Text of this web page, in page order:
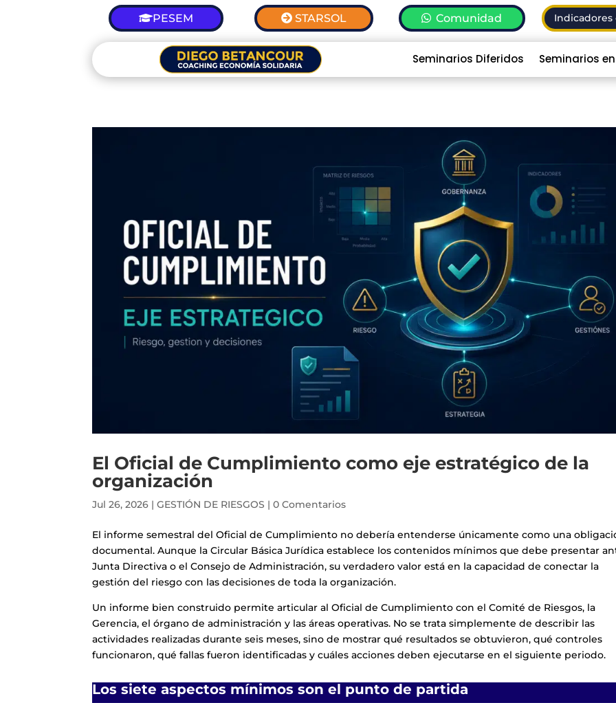
PESEM STARSOL Comunidad Indicadores
Seminarios Diferidos Seminarios
El Oficial de Cumplimiento como eje estratégico de la
organización
Jul 26, 2026 |GESTIÓN DE RIESGOS |0 Comentarios
El informe semestral del Oficial de Cumplimiento no debería entenderse únicamente como una
documental. Aunque la Circular Básica Jurídica establece los contenidos mínimos que debe presentar
Junta Directiva o el Consejo de Administración, su verdadero valor está en la capacidad de conectar la
gestión del riesgo con las decisiones de toda la organización.
Un informe bien construido permite articular al Oficial de Cumplimiento con el Comité de Riesgos, la
Gerencia, el órgano de administración y las áreas operativas. No se trata simplemente de describir las
actividades realizadas durante seis meses, sino de mostrar qué resultados se obtuvieron, qué controles
funcionaron, qué fallas fueron identificadas y cuáles acciones deben ejecutarse en el siguiente periodo.
Los siete aspectos mínimos son el punto de partida